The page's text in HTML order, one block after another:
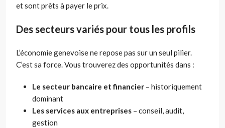
et sont prêts à payer le prix.
Des secteurs variés pour tous les profils
L’économie genevoise ne repose pas sur un seul pilier.
C’est sa force. Vous trouverez des opportunités dans :
Le secteur bancaire et financier – historiquement
dominant
Les services aux entreprises – conseil, audit,
gestion